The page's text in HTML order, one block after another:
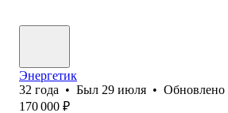
Энергетик
32 года • Был 29 июля • Обновлено
170 000 ₽